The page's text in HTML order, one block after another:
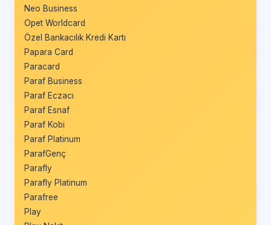
Neo Business
Opet Worldcard
Özel Bankacılık Kredi Kartı
Papara Card
Paracard
Paraf Business
Paraf Eczacı
Paraf Esnaf
Paraf Kobi
Paraf Platinum
ParafGenç
Parafly
Parafly Platinum
Parafree
Play